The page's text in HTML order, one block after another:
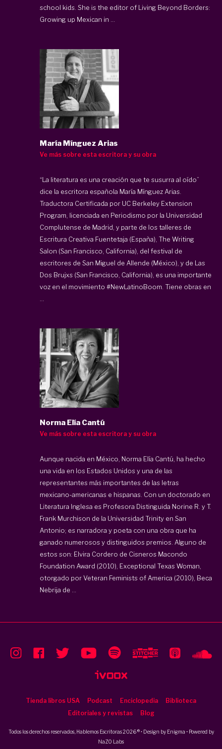
school kids. She is the editor of Living Beyond Borders:
Growing up Mexican in ...
María Mínguez Arias
Ve más sobre esta escritora y su obra
“La literatura es una creación que te susurra al oído”
dice la escritora española María Mínguez Arias
Traductora Certificada por UC Berkeley Extension
Program, licenciada en Periodismo por la Universidad
Complutense de Madrid, y parte de los talleres de
Escritura Creativa Fuentetaja (España), The Writing
Salon (San Francisco, California), del festival de
escritores de San Miguel de Allende (México), y de Las
Dos Brujxs (San Francisco, California), es una importante
voz en el movimiento #NewLatinoBoom. Tiene obras en
Norma Elía Cantú
Ve más sobre esta escritora y su obra
Aunque nacida en México, Norma Elía Cantú, ha hecho
una vida en los Estados Unidos y una de las
representantes más importantes de las letras
mexicano-americanas e hispanas. Con un doctorado en
Literatura Inglesa es Profesora Distinguida Norine R. y T.
Frank Murchison de la Universidad Trinity en San
Antonio; es narradora y poeta con una obra que ha
ganado numerosos y distinguidos premios. Alguno de
estos son: Elvira Cordero de Cisneros Macondo
Foundation Award (2010), Exceptional Texas Woman,
otorgado por Veteran Feminists of America (2010), Beca
Nebrija de ...
Tienda libros USA Podcast Enciclopedia
Biblioteca
Editoriales y revistas
Blog
Todos los derechos reservados, Hablemos Escritoras 2026 ® • Design by Enigma • Powered by
NaZO Labs